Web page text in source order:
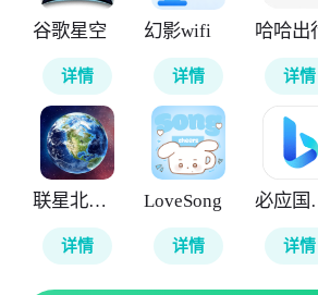
谷歌星空
详情
幻影wifi
详情
哈哈出
详情
联星北斗街景地图
详情
LoveSong
详情
必
详情